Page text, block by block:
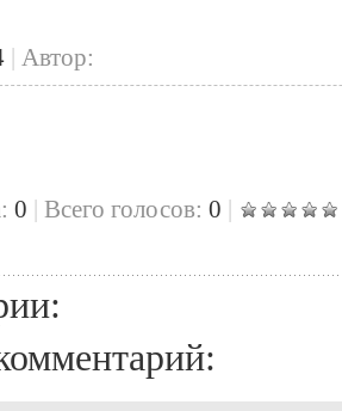
| Автор:
0 | Всего голосов: 0 |